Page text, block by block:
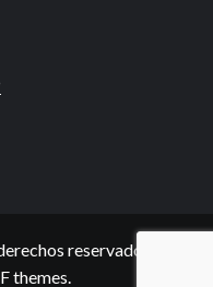
reservados.
themes.